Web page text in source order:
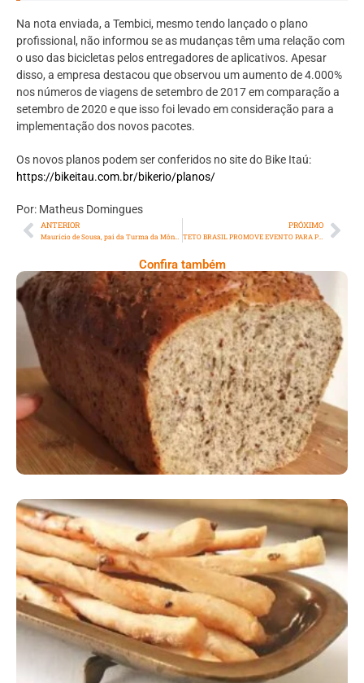
Na nota enviada, a Tembici, mesmo tendo lançado o plano
profissional, não informou se as mudanças têm uma relação com
o uso das bicicletas pelos entregadores de aplicativos. Apesar
disso, a empresa destacou que observou um aumento de 4.000%
nos números de viagens de setembro de 2017 em comparação a
setembro de 2020 e que isso foi levado em consideração para a
implementação dos novos pacotes.
Os novos planos podem ser conferidos no site do Bike Itaú:
https://bikeitau.com.br/bikerio/planos/
Por: Matheus Domingues
ANTERIOR PRÓXIMO
TETO BRASIL PROMOVE EVENTO PARA PRESSIONAR CANDIDATURAS POR CIDADES JUSTAS PÓS PANDEMIA
Confira também
Comer Bem: Pão Low Carb
Comer Bem: Palitinhos De Cebola E Salsa